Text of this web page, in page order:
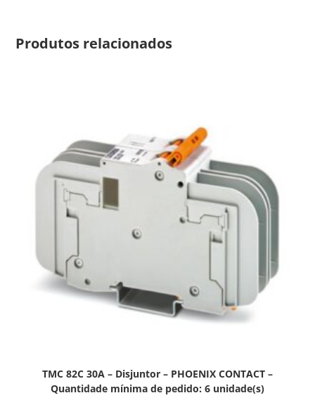
Produtos relacionados
TMC 82C 30A – Disjuntor – PHOENIX CONTACT –
Quantidade mínima de pedido: 6 unidade(s)